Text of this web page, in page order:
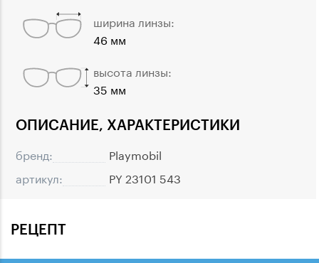
ОПИСАНИЕ, ХАРАКТЕРИСТИКИ
бренд:
Playmobil
артикул:
PY 23101 543
ширина линзы:
46 мм
высота линзы:
35 мм
РЕЦЕПТ